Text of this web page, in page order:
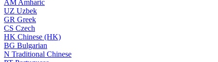
AM Amharic
UZ Uzbek
GR Greek
CS Czech
HK Chinese (HK)
BG Bulgarian
N Traditional Chinese